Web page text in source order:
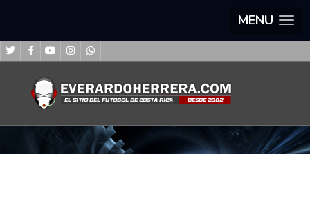
MENU